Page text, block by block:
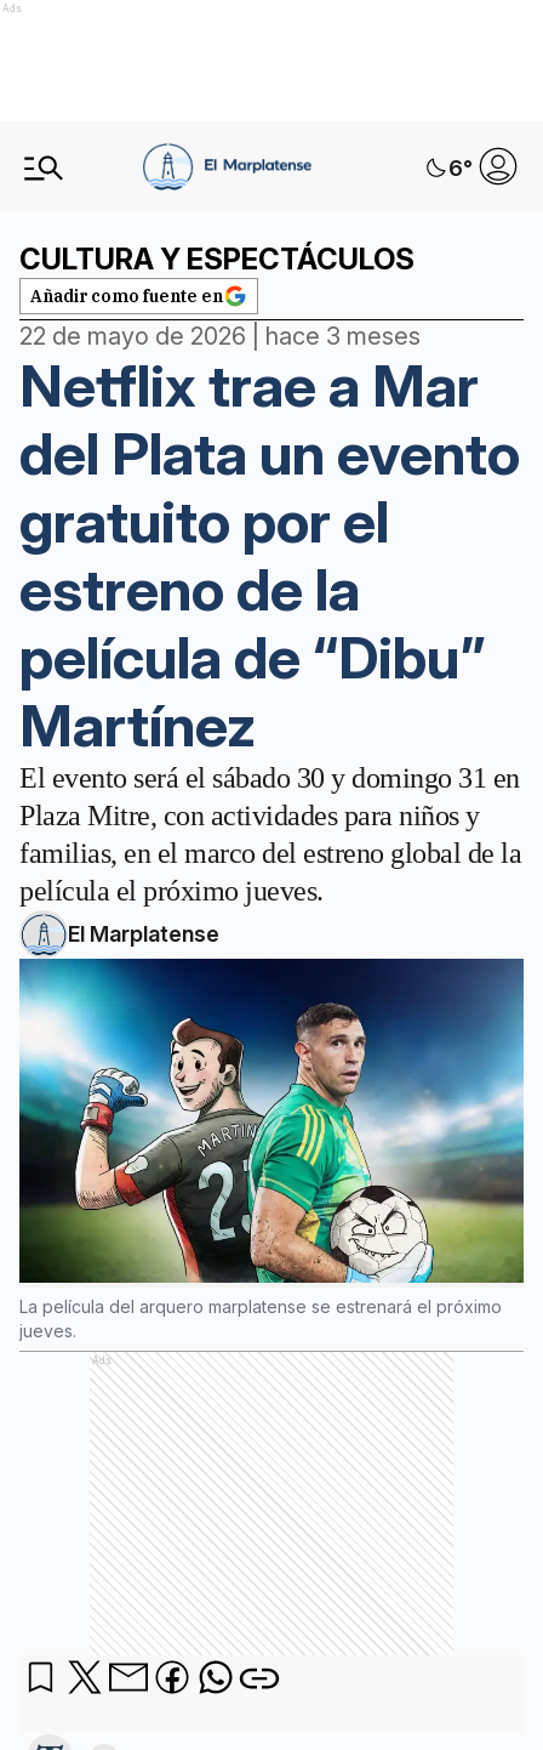
Ads
6°
CULTURA Y ESPECTÁCULOS
Añadir como fuente en
22 de mayo de 2026 | hace 3 meses
Netflix trae a Mar
del Plata un evento
gratuito por el
estreno de la
película de “Dibu”
Martínez
El evento será el sábado 30 y domingo 31 en
Plaza Mitre, con actividades para niños y
familias, en el marco del estreno global de la
película el próximo jueves.
El Marplatense
La película del arquero marplatense se estrenará el próximo
jueves.
Ads